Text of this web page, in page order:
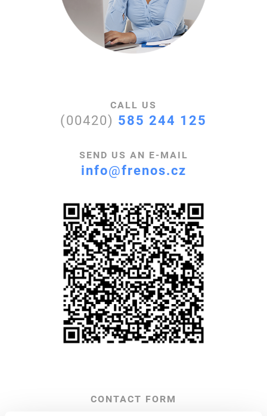
CALL US
(00420) 585 244 125
SEND US AN E-MAIL
info@frenos.cz
CONTACT FORM